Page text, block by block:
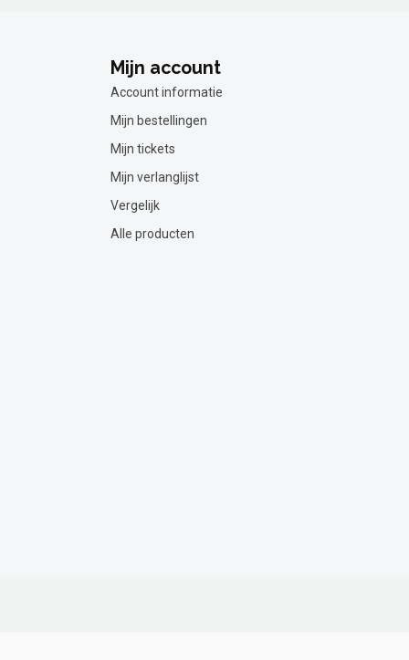
Mijn account
Account informatie
Mijn bestellingen
Mijn tickets
Mijn verlanglijst
Vergelijk
Alle producten